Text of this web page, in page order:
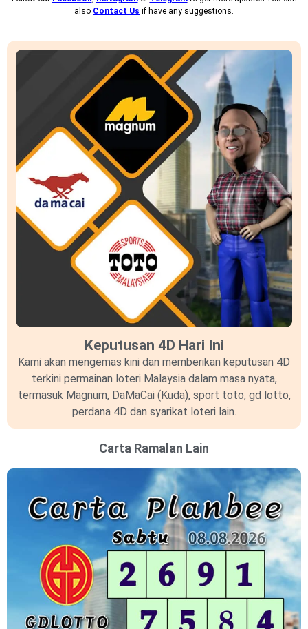
also Contact Us if have any suggestions.
Keputusan 4D Hari Ini
Kami akan mengemas kini dan memberikan keputusan 4D
terkini permainan loteri Malaysia dalam masa nyata,
termasuk Magnum, DaMaCai (Kuda), sport toto, gd lotto,
perdana 4D dan syarikat loteri lain.
Carta Ramalan Lain